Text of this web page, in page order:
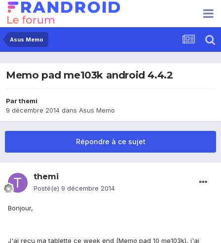
Asus Memo
Memo pad me103k android 4.4.2
Parthemi
9 décembre 2014 dans Asus Memo
Répondre à ce sujet
themi
Posté(e) 9 décembre 2014
Bonjour,
J'ai reçu ma tablette ce week end (Memo pad 10 me103k), j'ai